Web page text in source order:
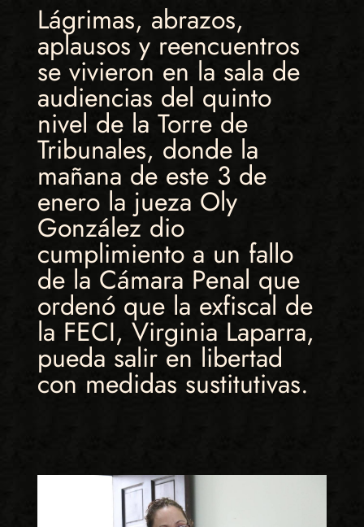
Lágrimas, abrazos,
aplausos y reencuentros
se vivieron en la sala de
audiencias del quinto
nivel de la Torre de
Tribunales, donde la
mañana de este 3 de
enero la jueza Oly
González dio
cumplimiento a un fallo
de la Cámara Penal que
ordenó que la exfiscal de
la FECI, Virginia Laparra,
pueda salir en libertad
con medidas sustitutivas.